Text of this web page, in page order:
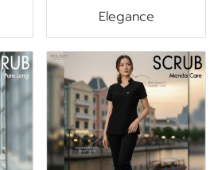
Elegance